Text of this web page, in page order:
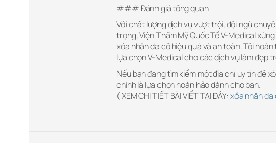
### Đánh giá tổng quan
Với chất lượng dịch vụ vượt trội, đội ngũ
trọng, Viện Thẩm Mỹ Quốc Tế V-Medical
xóa nhăn da cổ hiệu quả và an toàn. Tôi
lựa chọn V-Medical cho các dịch vụ làm đẹp
Nếu bạn đang tìm kiếm một địa chỉ uy tín để
chính là lựa chọn hoàn hảo dành cho bạn.
( XEM CHI TIẾT BÀI VIẾT TẠI ĐÂY: xóa nhăn da